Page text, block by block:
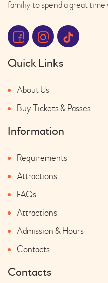
familiy to spend a great
Quick Links
About Us
Buy Tickets & Passes
Information
Requirements
Attractions
FAQs
Attractions
Admission & Hours
Contacts
Contacts